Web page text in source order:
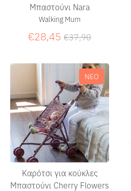
Μπαστούνι Nara
Walking Mum
€28,45 Κανονική
€37,90
Καρότσι για κούκλες
Μπαστούνι Cherry Flowers
ΝΕΟ